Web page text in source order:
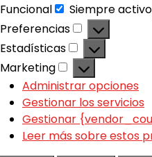
Funcional
Siempre activo
Preferencias
Estadísticas
Marketing
Administrar opciones
Gestionar los servicios
Gestionar
Leer más sobre estos